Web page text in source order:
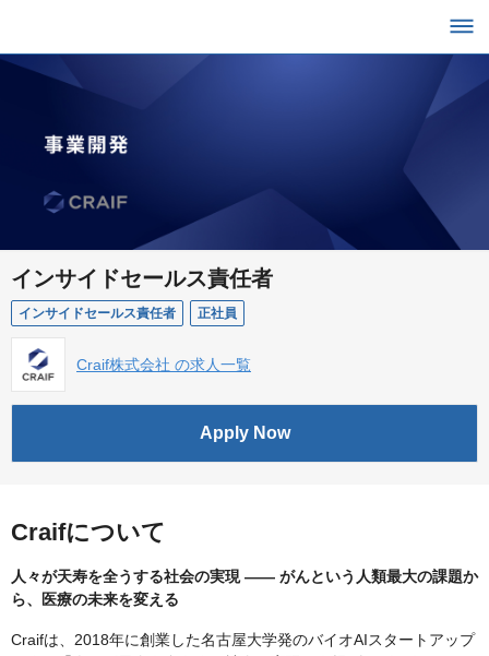
インサイドセールス責任者
インサイドセールス責任者 正社員
Craif株式会社 の求人一覧
Apply Now
Craifについて
人々が天寿を全うする社会の実現 —— がんという人類最大の課題か
ら、医療の未来を変える
Craifは、2018年に創業した名古屋大学発のバイオAIスタートアップ